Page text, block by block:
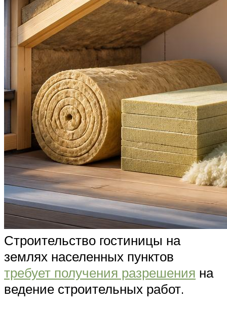
Строительство гостиницы на
землях населенных пунктов
требует получения разрешения на
ведение строительных работ.